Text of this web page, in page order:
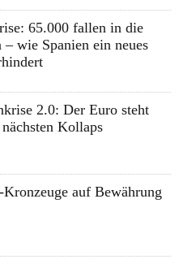
65.000 fallen in die
– wie Spanien ein neues
2.0: Der Euro steht
Kollaps
auf Bewährung